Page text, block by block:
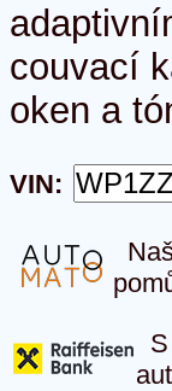
couvací
oken a
VIN: